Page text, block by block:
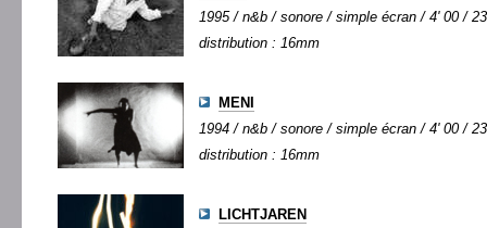
1995 / n&b / sonore / simple écran / 4' 00 /
distribution : 16mm
MENI
1994 / n&b / sonore / simple écran / 4' 00 /
distribution : 16mm
LICHTJAREN